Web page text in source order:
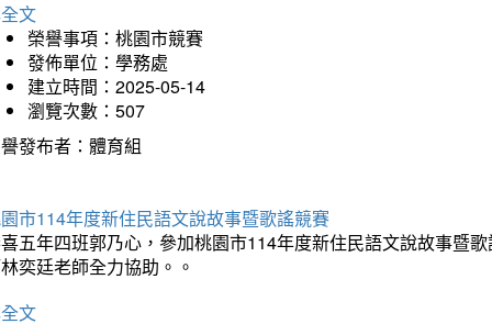
文
榮譽事項：桃園市競賽
發佈單位：學務處
建立時間：2025-05-14
瀏覽次數：507
發布者：體育組
市114年度新住民語文說故事暨歌謠競賽
五年四班郭乃心，參加桃園市114年度新住民語文說故事暨
奕廷老師全力協助。。
文